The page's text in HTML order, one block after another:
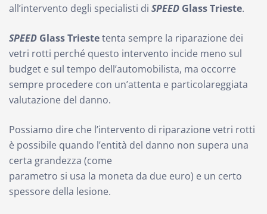
all’intervento degli specialisti di SPEED Glass Trieste.
SPEED Glass Triestetenta sempre la riparazione dei
vetri rotti perché questo intervento incide meno sul
budget e sul tempo dell’automobilista, ma occorre
sempre procedere con un’attenta e particolareggiata
valutazione del danno.
Possiamo dire che l’intervento di riparazione vetri rotti
è possibile quando l’entità del danno non supera una
certa grandezza (come
parametro si usa la moneta da due euro) e un certo
spessore della lesione.